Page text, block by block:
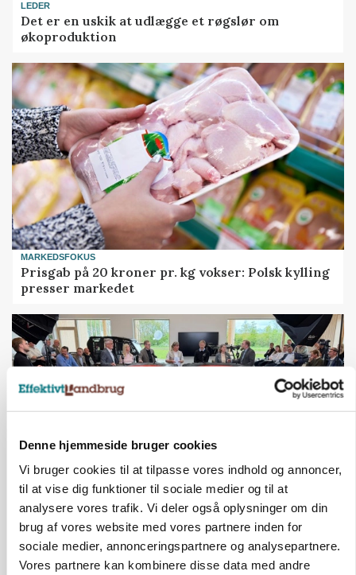
Denne hjemmeside bruger cookies
Vi bruger cookies til at tilpasse vores indhold og annoncer,
til at vise dig funktioner til sociale medier og til at
analysere vores trafik. Vi deler også oplysninger om din
brug af vores website med vores partnere inden for
sociale medier, annonceringspartnere og analysepartnere.
Vores partnere kan kombinere disse data med andre
LEDER
Det er en uskik at udlægge et røgslør om
økoproduktion
MARKEDSFOKUS
Prisgab på 20 kroner pr. kg vokser: Polsk kylling
presser markedet
BUSINESS
Ejer eller medejer? Nyt tv-format udfordrer
landbrugets ejerstruktur